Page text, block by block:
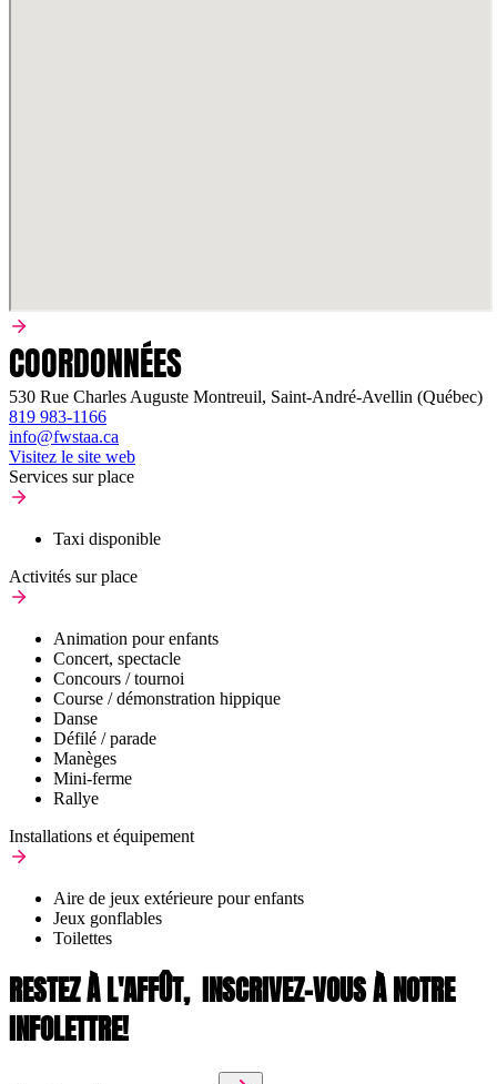
COORDONNÉES
530 Rue Charles Auguste Montreuil, Saint-André-Avellin (Québec)
819 983-1166
info@fwstaa.ca
Visitez le site web
Services sur place
Taxi disponible
Activités sur place
Animation pour enfants
Concert, spectacle
Concours / tournoi
Course / démonstration hippique
Danse
Défilé / parade
Manèges
Mini-ferme
Rallye
Installations et équipement
Aire de jeux extérieure pour enfants
Jeux gonflables
Toilettes
RESTEZ À L'AFFÛT, INSCRIVEZ-VOUS À NOTRE
INFOLETTRE!